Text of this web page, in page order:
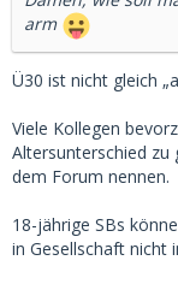
arm
Ü30 ist nicht gleich
Viele Kollegen
Altersunterschied zu
dem Forum nennen.
18-jährige SBs
in Gesellschaft nicht